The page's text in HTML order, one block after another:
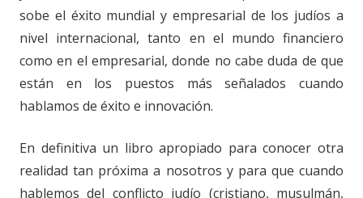
sobe el éxito mundial y empresarial de los judíos a
nivel internacional, tanto en el mundo financiero
como en el empresarial, donde no cabe duda de que
están en los puestos más señalados cuando
hablamos de éxito e innovación.
En definitiva un libro apropiado para conocer otra
realidad tan próxima a nosotros y para que cuando
hablemos del conflicto judío (cristiano, musulmán,